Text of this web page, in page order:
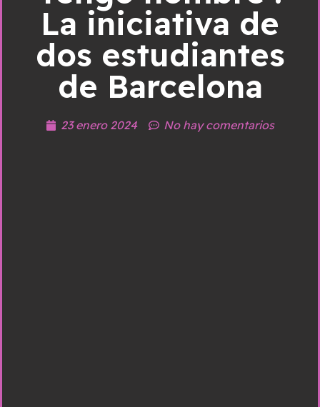
La iniciativa de
dos estudiantes
de Barcelona
23 enero 2024 No hay comentarios